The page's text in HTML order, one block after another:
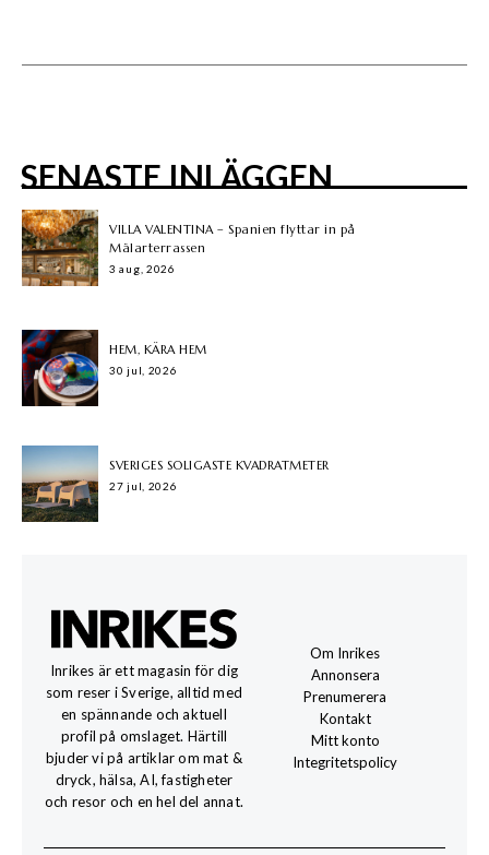
SENASTE INLÄGGEN
VILLA VALENTINA – Spanien flyttar in på
Mälarterrassen
3 aug, 2026
HEM, KÄRA HEM
30 jul, 2026
SVERIGES SOLIGASTE KVADRATMETER
27 jul, 2026
Inrikes är ett magasin för dig
som reser i Sverige, alltid med
en spännande och aktuell
profil på omslaget. Härtill
bjuder vi på artiklar om mat &
dryck, hälsa, AI, fastigheter
och resor och en hel del annat.
Om Inrikes
Annonsera
Prenumerera
Kontakt
Mitt konto
Integritetspolicy